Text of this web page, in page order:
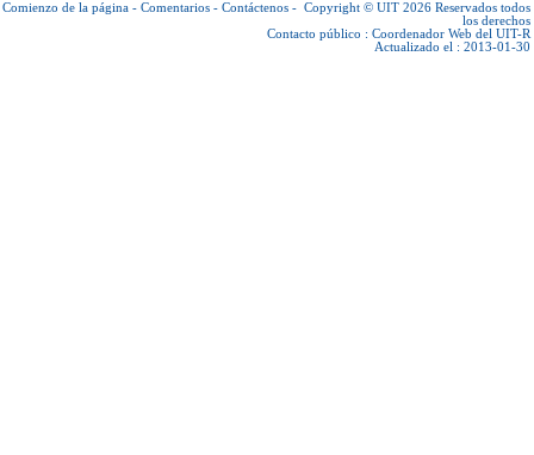
Comienzo de la página - Comentarios - Contáctenos - Copyright © UIT 2026 Reservados todos
los derechos
Contacto público : Coordenador Web del UIT-R
Actualizado el : 2013-01-30